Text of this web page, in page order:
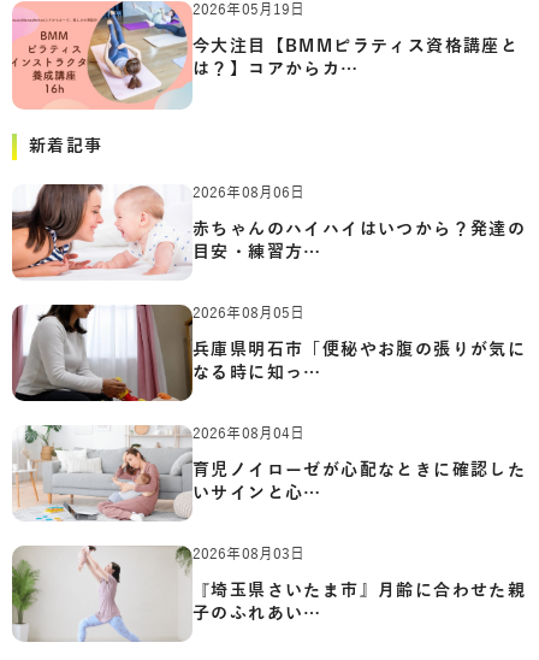
2026年05月19日
今大注目【BMMピラティス資格講座と
は？】コアからカ…
新着記事
2026年08月06日
赤ちゃんのハイハイはいつから？発達の
目安・練習方…
2026年08月05日
兵庫県明石市「便秘やお腹の張りが気に
なる時に知っ…
2026年08月04日
育児ノイローゼが心配なときに確認した
いサインと心…
2026年08月03日
『埼玉県さいたま市』月齢に合わせた親
子のふれあい…